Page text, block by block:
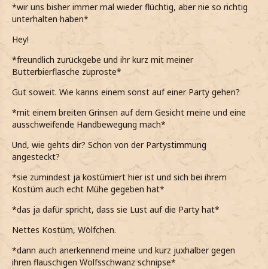
*wir uns bisher immer mal wieder flüchtig, aber nie so richtig
unterhalten haben*
Hey!
*freundlich zurückgebe und ihr kurz mit meiner
Butterbierflasche zuproste*
Gut soweit. Wie kanns einem sonst auf einer Party gehen?
*mit einem breiten Grinsen auf dem Gesicht meine und eine
ausschweifende Handbewegung mach*
Und, wie gehts dir? Schon von der Partystimmung
angesteckt?
*sie zumindest ja kostümiert hier ist und sich bei ihrem
Kostüm auch echt Mühe gegeben hat*
*das ja dafür spricht, dass sie Lust auf die Party hat*
Nettes Kostüm, Wölfchen.
*dann auch anerkennend meine und kurz juxhalber gegen
ihren flauschigen Wolfsschwanz schnipse*